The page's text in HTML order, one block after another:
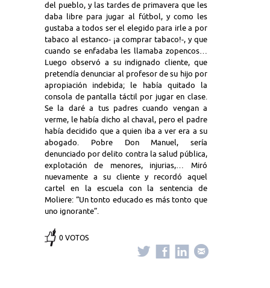
del pueblo, y las tardes de primavera que les
daba libre para jugar al fútbol, y como les
gustaba a todos ser el elegido para irle a por
tabaco al estanco- ¡a comprar tabaco!-, y que
cuando se enfadaba les llamaba zopencos…
Luego observó a su indignado cliente, que
pretendía denunciar al profesor de su hijo por
apropiación indebida; le había quitado la
consola de pantalla táctil por jugar en clase.
Se la daré a tus padres cuando vengan a
verme, le había dicho al chaval, pero el padre
había decidido que a quien iba a ver era a su
abogado. Pobre Don Manuel, sería
denunciado por delito contra la salud pública,
explotación de menores, injurias,… Miró
nuevamente a su cliente y recordó aquel
cartel en la escuela con la sentencia de
Moliere: “Un tonto educado es más tonto que
uno ignorante”.
0 VOTOS